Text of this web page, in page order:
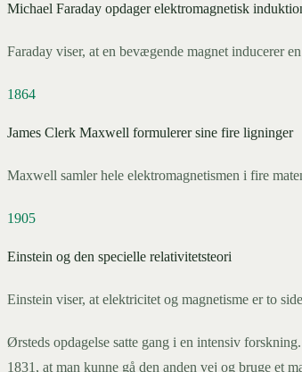
Michael Faraday opdager elektromagnetisk
Faraday viser, at en bevægende magnet inducerer
1864
James Clerk Maxwell formulerer sine fire ligninger
Maxwell samler hele elektromagnetismen i fire
1905
Einstein og den specielle relativitetsteori
Einstein viser, at elektricitet og magnetisme er to
Ørsteds opdagelse satte gang i en intensiv
1831, at man kunne gå den anden vej og bruge et